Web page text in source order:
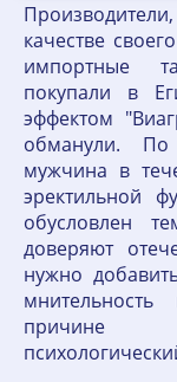
качестве
импортные
покупали в
эффектом
обманули.
мужчина в
эректильной
обусловлен
доверяют
нужно
причине